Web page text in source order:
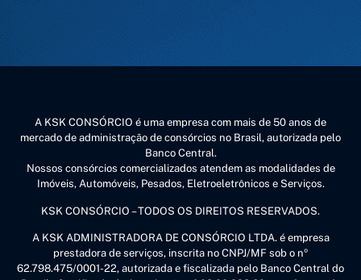
A KSK CONSÓRCIO é uma empresa com mais de 50 anos de
mercado de administração de consórcios no Brasil, autorizada pelo
Banco Central.
Nossos consórcios comercializados atendem as modalidades de
Imóveis, Automóveis, Pesados, Eletroeletrônicos e Serviços.
KSK CONSÓRCIO – TODOS OS DIREITOS RESERVADOS.
A KSK ADMINISTRADORA DE CONSÓRCIO LTDA. é empresa
prestadora de serviços, inscrita no CNPJ/MF sob o nº
62.798.475/0001-22, autorizada e fiscalizada pelo Banco Central do